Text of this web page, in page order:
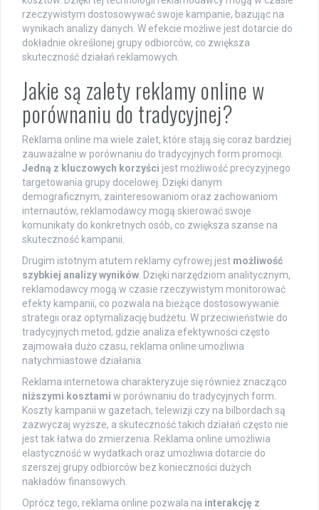
rzeczywistym dostosowywać swoje kampanie, bazując na
wynikach analizy danych. W efekcie możliwe jest dotarcie do
dokładnie określonej grupy odbiorców, co zwiększa
skuteczność działań reklamowych.
Jakie są zalety reklamy online w
porównaniu do tradycyjnej?
Reklama online ma wiele zalet, które stają się coraz bardziej
zauważalne w porównaniu do tradycyjnych form promocji.
Jedną z kluczowych korzyści jest możliwość precyzyjnego
targetowania grupy docelowej. Dzięki danym
demograficznym, zainteresowaniom oraz zachowaniom
internautów, reklamodawcy mogą skierować swoje
komunikaty do konkretnych osób, co zwiększa szanse na
skuteczność kampanii.
Drugim istotnym atutem reklamy cyfrowej jest możliwość
szybkiej analizy wyników . Dzięki narzędziom analitycznym,
reklamodawcy mogą w czasie rzeczywistym monitorować
efekty kampanii, co pozwala na bieżące dostosowywanie
strategii oraz optymalizację budżetu. W przeciwieństwie do
tradycyjnych metod, gdzie analiza efektywności często
zajmowała dużo czasu, reklama online umożliwia
natychmiastowe działania.
Reklama internetowa charakteryzuje się również znacząco
niższymi kosztami w porównaniu do tradycyjnych form.
Koszty kampanii w gazetach, telewizji czy na bilbordach są
zazwyczaj wyższe, a skuteczność takich działań często nie
jest tak łatwa do zmierzenia. Reklama online umożliwia
elastyczność w wydatkach oraz umożliwia dotarcie do
szerszej grupy odbiorców bez konieczności dużych
nakładów finansowych.
Oprócz tego, reklama online pozwala na interakcję z